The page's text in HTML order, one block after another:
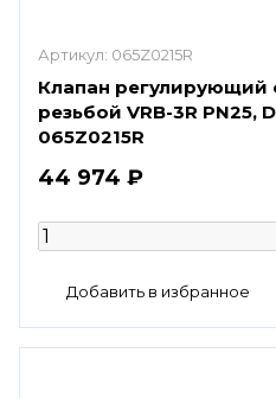
Артикул: 065Z0215R
Клапан регулирующий
резьбой VRB-3R PN25,
065Z0215R
44 974 ₽